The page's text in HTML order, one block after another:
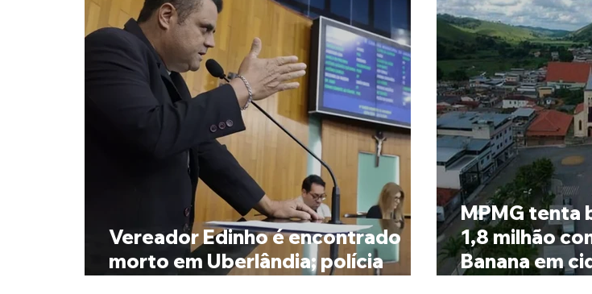
Vereador Edinho é encontrado
morto em Uberlândia; polícia
MPMG tenta
1,8 milhão
Banana em